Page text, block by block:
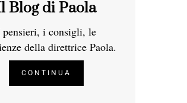
Blog di Paola
i consigli, le
della direttrice Paola.
CONTINUA